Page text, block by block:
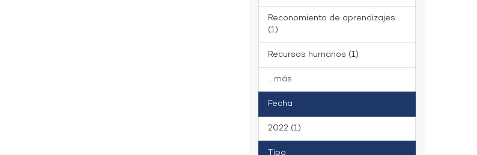
Reconomiento de aprendizajes
(1)
Recursos humanos (1)
... más
Fecha
2022 (1)